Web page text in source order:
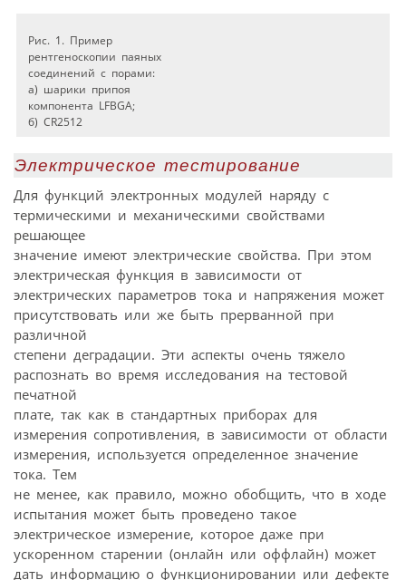
Рис. 1. Пример
рентгеноскопии паяных
соединений с порами:
а) шарики припоя
компонента LFBGA;
б) CR2512
Электрическое тестирование
Для функций электронных модулей наряду с
термическими и механическими свойствами
решающее
значение имеют электрические свойства. При этом
электрическая функция в зависимости от
электрических параметров тока и напряжения может
присутствовать или же быть прерванной при
различной
степени деградации. Эти аспекты очень тяжело
распознать во время исследования на тестовой
печатной
плате, так как в стандартных приборах для
измерения сопротивления, в зависимости от области
измерения, используется определенное значение
тока. Тем
не менее, как правило, можно обобщить, что в ходе
испытания может быть проведено такое
электрическое измерение, которое даже при
ускоренном старении (онлайн или оффлайн) может
дать информацию о функционировании или дефекте